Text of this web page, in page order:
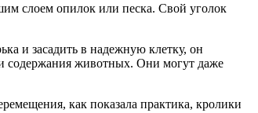
слоем опилок или песка. Свой уголок
и засадить в надежную клетку, он
содержания животных. Они могут даже
как показала практика, кролики